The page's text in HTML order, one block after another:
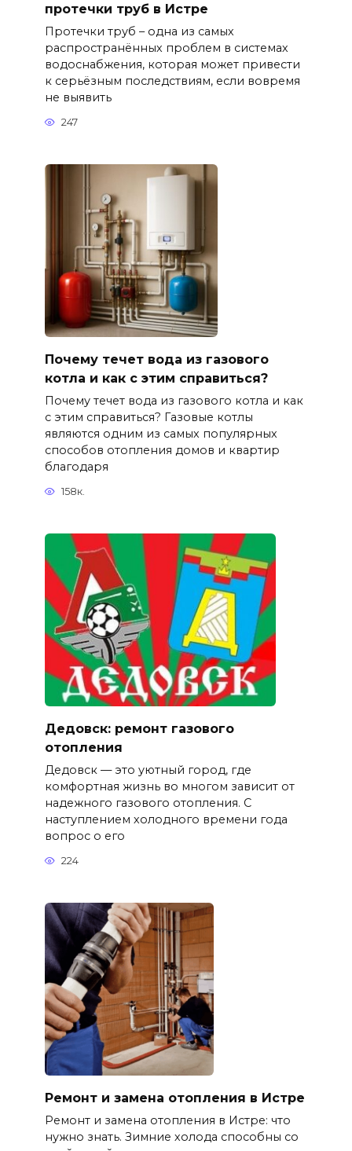
протечки труб в Истре
Протечки труб – одна из самых
распространённых проблем в системах
водоснабжения, которая может привести
к серьёзным последствиям, если вовремя
не выявить
247
Почему течет вода из газового
котла и как с этим справиться?
Почему течет вода из газового котла и как
с этим справиться? Газовые котлы
являются одним из самых популярных
способов отопления домов и квартир
благодаря
158к.
Дедовск: ремонт газового
отопления
Дедовск — это уютный город, где
комфортная жизнь во многом зависит от
надежного газового отопления. С
наступлением холодного времени года
вопрос о его
224
Ремонт и замена отопления в Истре
Ремонт и замена отопления в Истре: что
нужно знать. Зимние холода способны со